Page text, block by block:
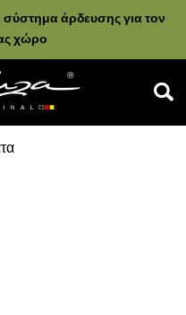
άρδευσης για τον
χώρο